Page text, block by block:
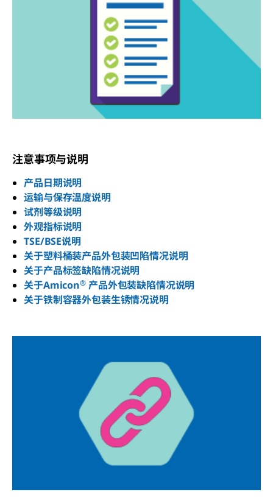
注意事项与说明
产品日期说明
运输与保存温度说明
试剂等级说明
外观指标说明
TSE/BSE说明
关于塑料桶装产品外包装凹陷情况说明
关于产品标签缺陷情况说明
关于Amicon® 产品外包装缺陷情况说明
关于铁制容器外包装生锈情况说明